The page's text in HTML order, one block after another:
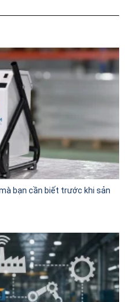
bạn cần biết trước khi sản